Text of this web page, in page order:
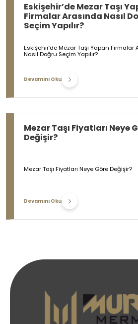
Eskişehir’de Mezar Taşı
Firmalar Arasında Nasıl
Seçim Yapılır?
Eskişehir’de Mezar Taşı Yapan Firmalar
Nasıl Doğru Seçim Yapılır?
Devamını Oku
Mezar Taşı Fiyatları Neye
Değişir?
Mezar Taşı Fiyatları Neye Göre Değişir?
Devamını Oku